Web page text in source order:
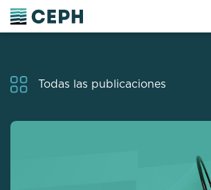
Todas las publicaciones